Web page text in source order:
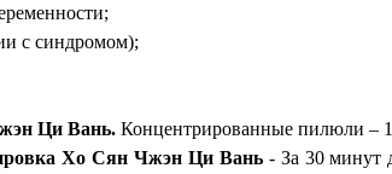
с синдромом);
Ци Вань.Концентрированные пилюли –
Хо Сян Чжэн Ци Вань- За 30 минут